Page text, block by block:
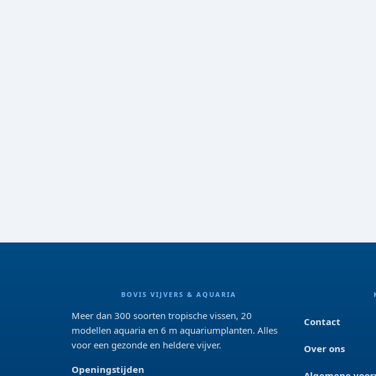
BOVIS VIJVERS & AQUARIA
Meer dan 300 soorten tropische vissen, 20
modellen aquaria en 6 m aquariumplanten. Alles
voor een gezonde en heldere vijver.
Openingstijden
Contact
Over ons